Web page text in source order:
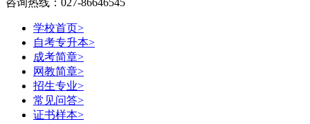
学校首页>
自考专升本>
成考简章>
网教简章>
招生专业>
常见问答>
证书样本>